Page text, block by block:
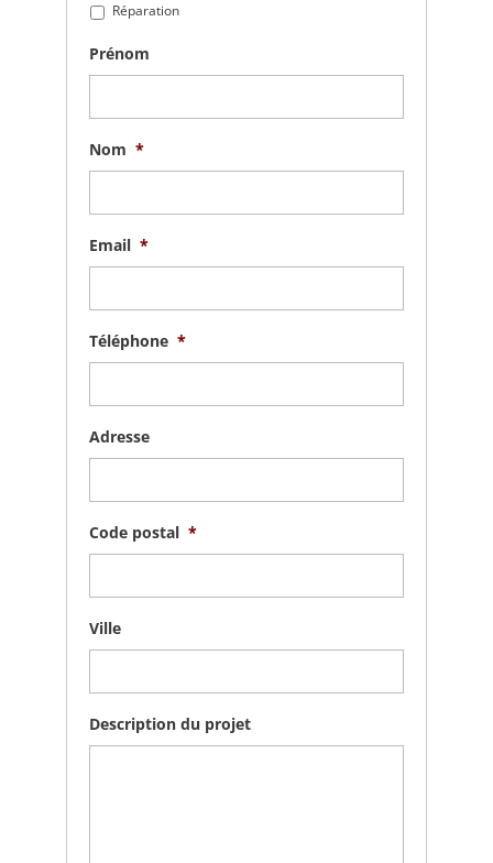
Réparation
Prénom
Nom *
Email *
Téléphone *
Adresse
Code postal *
Ville
Description du projet